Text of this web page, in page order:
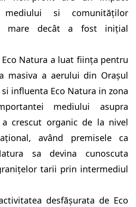
si comunităților
mare decât a fost inițial
Natura a luat ființa pentru
masiva a aerului din Orașul
influenta Eco Natura in zona
mediului asupra
crescut organic de la nivel
având premisele ca
sa devina cunoscuta
tarii prin intermediul
desfășurata de Eco